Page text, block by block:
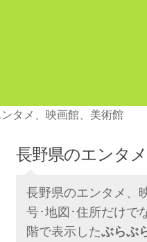
ンタメ、映画館、美術館
長野県のエンタ
長野県のエンタメ、
号･地図･住所だけで
階で表示したぶらぶ